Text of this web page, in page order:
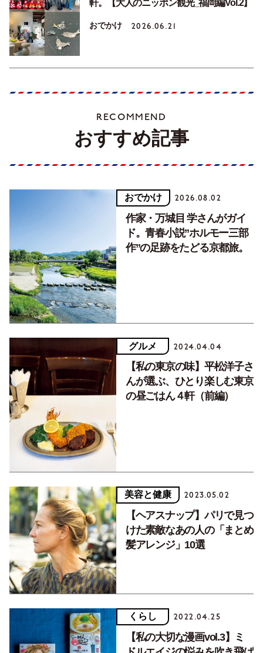
軒。【大人のニッポン観光_福岡編Vol.2】
おでかけ 2026.06.21
RECOMMEND
おすすめ記事
おでかけ 2026.08.02
作家・万城目 学さんがガイ
ド。青春小説”ホルモー三部
作”の足跡をたどる京都旅。
グルメ 2024.04.04
【私の東京の味】平松洋子さ
んが選ぶ、ひとり楽しむ東京
の昼ごはん４軒（前編）
美容と健康 2023.05.02
【ヘアスナップ】パリで見つ
けた素敵なあの人の「まとめ
髪アレンジ」10選
くらし 2022.04.25
【私の大切な漫画vol.3】ミ